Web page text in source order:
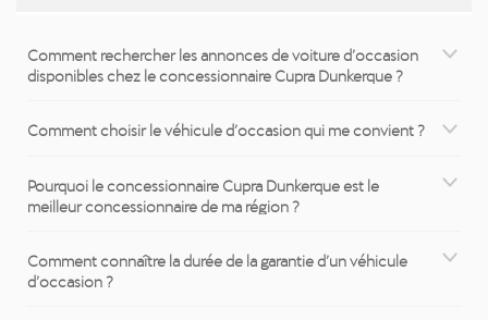
Comment rechercher les annonces de voiture d’occasion
disponibles chez le concessionnaire Cupra Dunkerque ?
Comment choisir le véhicule d’occasion qui me convient ?
Pourquoi le concessionnaire Cupra Dunkerque est le
meilleur concessionnaire de ma région ?
Comment connaître la durée de la garantie d’un véhicule
d’occasion ?